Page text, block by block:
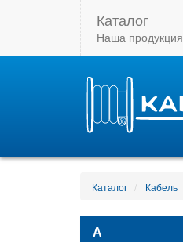
Каталог
Наша продукция
Каталог Кабель
А